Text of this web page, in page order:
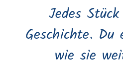
Jedes
Geschichte. Du
wie sie